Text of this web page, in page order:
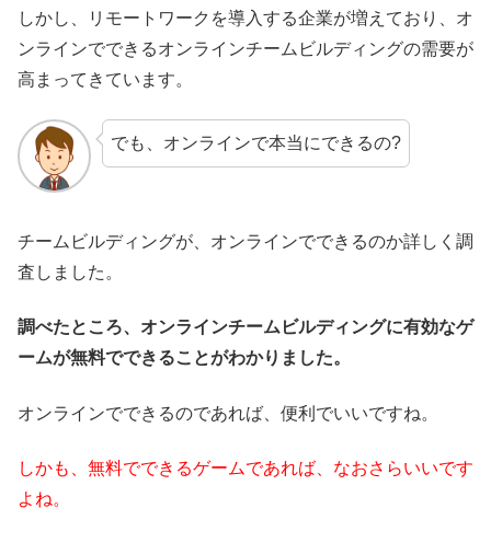
しかし、リモートワークを導入する企業が増えており、オ
ンラインでできるオンラインチームビルディングの需要が
高まってきています。
でも、オンラインで本当にできるの?
チームビルディングが、オンラインでできるのか詳しく調
査しました。
調べたところ、オンラインチームビルディングに有効なゲ
ームが無料でできることがわかりました。
オンラインでできるのであれば、便利でいいですね。
しかも、無料でできるゲームであれば、なおさらいいです
よね。